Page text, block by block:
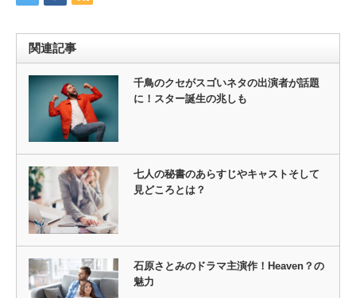
関連記事
千鳥のクセがスゴいネタの出演者が話題
に！スター誕生の兆しも
七人の秘書のあらすじやキャストそして
見どころとは？
石原さとみのドラマ主演作！Heaven？の
魅力